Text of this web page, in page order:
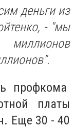
деньги из
- "мы
профкома
платы
Еще 30 - 40